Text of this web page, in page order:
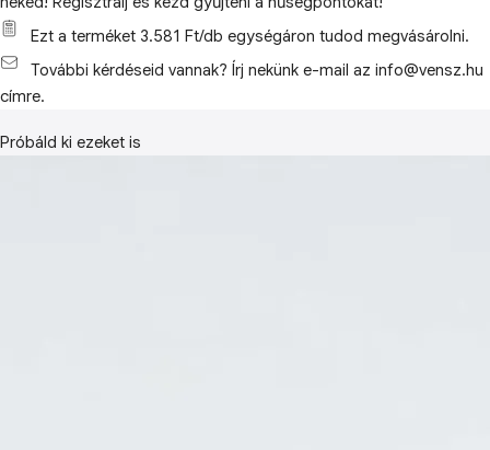
Ezt a terméket 3.581 Ft/db egységáron tudod megvásárolni.
További kérdéseid vannak? Írj nekünk e-mail az info@vensz.hu
címre.
Próbáld ki ezeket is